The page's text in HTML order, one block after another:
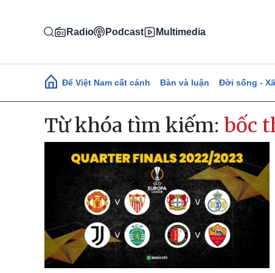
Radio Podcast Multimedia
Main navigation
Để Việt Nam cất cánh Bàn và luận Đời sống -
Từ khóa tìm kiếm: bốc